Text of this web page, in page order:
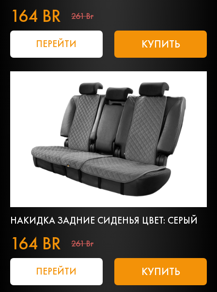
164 BR 261 Br
ПЕРЕЙТИ КУПИТЬ
НАКИДКА ЗАДНИЕ СИДЕНЬЯ ЦВЕТ: СЕРЫЙ
164 BR 261 Br
ПЕРЕЙТИ КУПИТЬ